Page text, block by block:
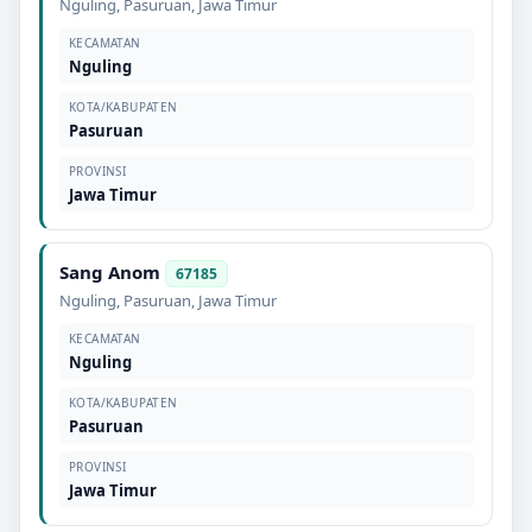
Nguling, Pasuruan, Jawa Timur
KECAMATAN
Nguling
KOTA/KABUPATEN
Pasuruan
PROVINSI
Jawa Timur
Sang Anom 67185
Nguling, Pasuruan, Jawa Timur
KECAMATAN
Nguling
KOTA/KABUPATEN
Pasuruan
PROVINSI
Jawa Timur